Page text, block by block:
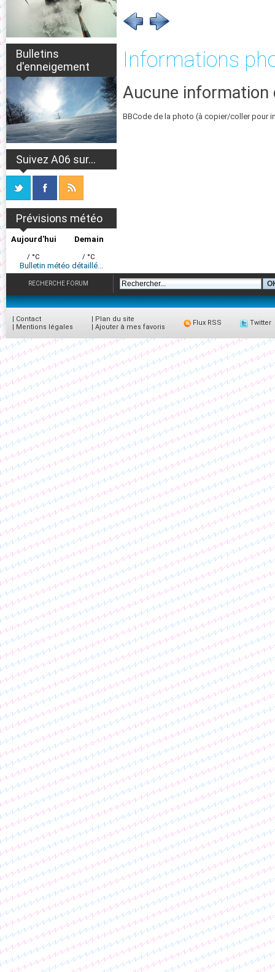
Bulletins
d'enneigement
Suivez A06 sur...
Prévisions météo
Aujourd'hui
/ °C
Demain
/ °C
Bulletin météo détaillé...
Informations
Aucune information
BBCode de la photo (à copier/coller pour
RECHERCHE FORUM
| Contact
| Mentions légales
| Plan du site
| Ajouter à mes favoris
Flux RSS Twitter